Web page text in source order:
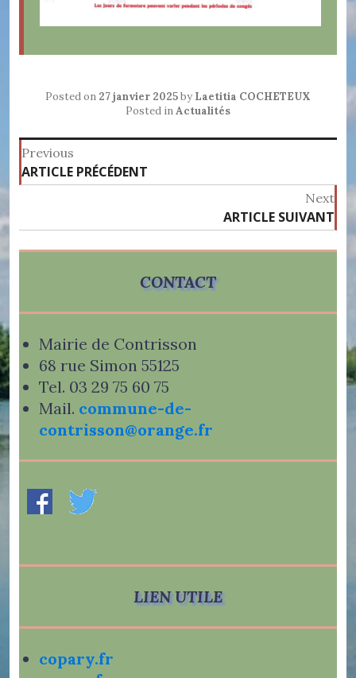
Posted on 27 janvier 2025by Laetitia COCHETEUX
Posted inActualités
Navigation
de
Previous
Previous
post:
ARTICLE PRÉCÉDENT
Next
ARTICLE SUIVANT
CONTACT
Mairie de Contrisson
68 rue Simon 55125
Tel. 03 29 75 60 75
Mail. commune-de-
contrisson@orange.fr
LIEN UTILE
copary.fr